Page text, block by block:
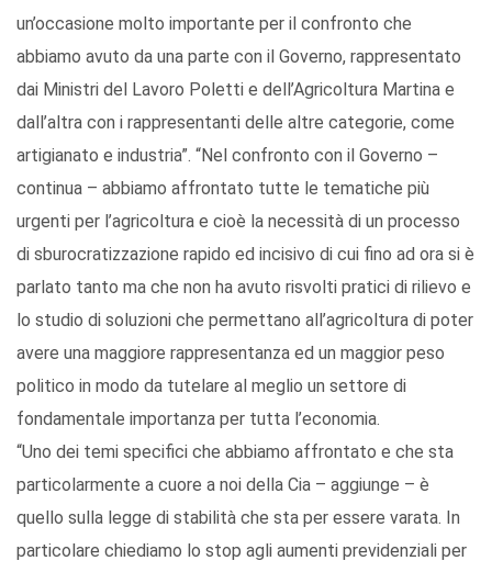
un’occasione molto importante per il confronto che
abbiamo avuto da una parte con il Governo, rappresentato
dai Ministri del Lavoro Poletti e dell’Agricoltura Martina e
dall’altra con i rappresentanti delle altre categorie, come
artigianato e industria”. “Nel confronto con il Governo –
continua – abbiamo affrontato tutte le tematiche più
urgenti per l’agricoltura e cioè la necessità di un processo
di sburocratizzazione rapido ed incisivo di cui fino ad ora si è
parlato tanto ma che non ha avuto risvolti pratici di rilievo e
lo studio di soluzioni che permettano all’agricoltura di poter
avere una maggiore rappresentanza ed un maggior peso
politico in modo da tutelare al meglio un settore di
fondamentale importanza per tutta l’economia.
“Uno dei temi specifici che abbiamo affrontato e che sta
particolarmente a cuore a noi della Cia – aggiunge – è
quello sulla legge di stabilità che sta per essere varata. In
particolare chiediamo lo stop agli aumenti previdenziali per